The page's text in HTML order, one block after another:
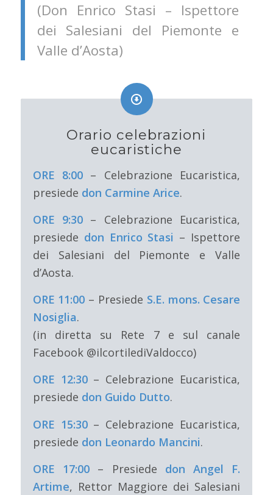
(Don Enrico Stasi – Ispettore
dei Salesiani del Piemonte e
Valle d’Aosta)
Orario celebrazioni
eucaristiche
ORE 8:00 – Celebrazione Eucaristica,
presiede don Carmine Arice.
ORE 9:30 – Celebrazione Eucaristica,
presiede don Enrico Stasi – Ispettore
dei Salesiani del Piemonte e Valle
d’Aosta.
ORE 11:00 – Presiede S.E. mons. Cesare
Nosiglia.
(in diretta su Rete 7 e sul canale
Facebook @ilcortilediValdocco)
ORE 12:30– Celebrazione Eucaristica,
presiede don Guido Dutto.
ORE 15:30– Celebrazione Eucaristica,
presiede don Leonardo Mancini.
ORE 17:00– Presiede don Angel F.
Artime, Rettor Maggiore dei Salesiani